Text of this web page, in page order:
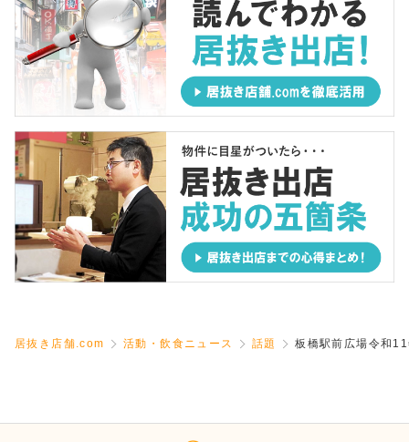
居抜き店舗.com 活動・飲食ニュース 話題 板橋駅前広場令和